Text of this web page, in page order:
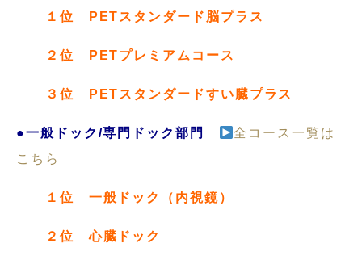
１位 PETスタンダード脳プラス
２位 PETプレミアムコース
３位 PETスタンダードすい臓プラス
●一般ドック/専門ドック部門
全コース一覧は
こちら
１位 一般ドック（内視鏡）
２位 心臓ドック